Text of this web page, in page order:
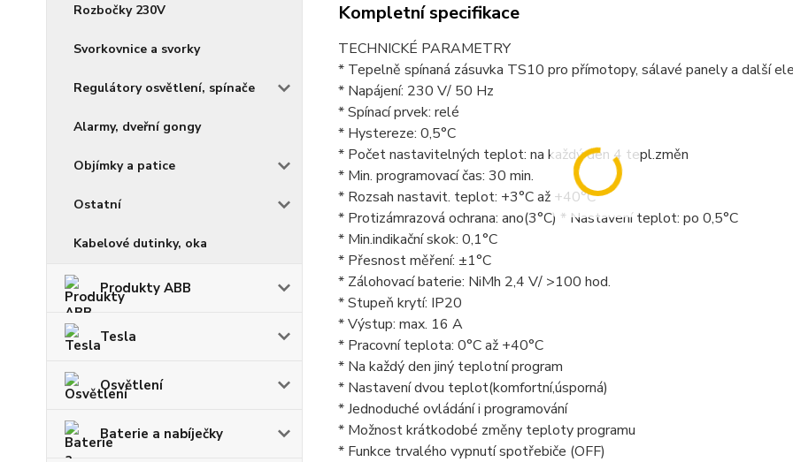
Rozbočky 230V
Svorkovnice a svorky
Regulátory osvětlení, spínače
Alarmy, dveřní gongy
Objímky a patice
Ostatní
Kabelové dutinky, oka
Produkty ABB
Tesla
Osvětlení
Baterie a nabíječky
Kompletní specifikace
TECHNICKÉ PARAMETRY
* Tepelně spínaná zásuvka TS10 pro přímotopy, sálavé panely a další
* Napájení: 230 V/ 50 Hz
* Spínací prvek: relé
* Hystereze: 0,5°C
* Počet nastavitelných teplot: na každý den 4 tepl.změn
* Min. programovací čas: 30 min.
* Rozsah nastavit. teplot: +3°C až +40°C
* Protizámrazová ochrana: ano(3°C) * Nastavení teplot: po 0,5°C
* Min.indikační skok: 0,1°C
* Přesnost měření: ±1°C
* Zálohovací baterie: NiMh 2,4 V/ >100 hod.
* Stupeň krytí: IP20
* Výstup: max. 16 A
* Pracovní teplota: 0°C až +40°C
* Na každý den jiný teplotní program
* Nastavení dvou teplot(komfortní,úsporná)
* Jednoduché ovládání i programování
* Možnost krátkodobé změny teploty programu
* Funkce trvalého vypnutí spotřebiče (OFF)